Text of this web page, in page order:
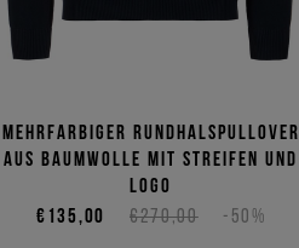
Mehrfarbiger Rundhalspullover
aus Baumwolle mit Streifen und
Logo
€270,00
-50%
€135,00